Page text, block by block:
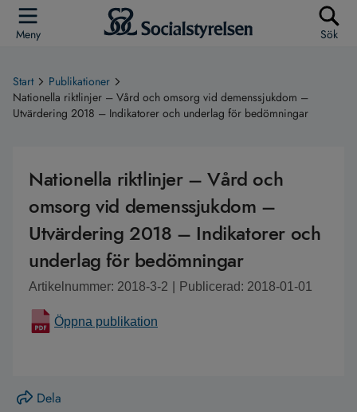
Meny Sök
Start
Publikationer
Nationella riktlinjer – Vård och omsorg vid demenssjukdom –
Utvärdering 2018 – Indikatorer och underlag för bedömningar
Nationella riktlinjer – Vård och
omsorg vid demenssjukdom –
Utvärdering 2018 – Indikatorer och
underlag för bedömningar
Artikelnummer: 2018-3-2 Publicerad: 2018-01-01
Öppna publikation
Dela